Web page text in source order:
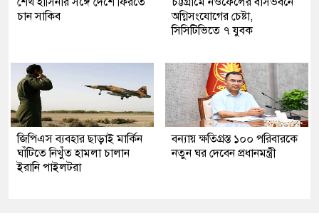
চান সাকিব
অগ্নিসংযোগের চেষ্টা,
সিসিটিভিতে ৭ যুবক
জিপিএস ব্যবহার ছাড়াই মার্কিন
ঘাঁটিতে নিখুঁত হামলা চালান
ইরানি পাইলটরা
বন্যায় ক্ষতিগ্রস্ত ১০০ পরিবারকে
নতুন ঘর দেবেন প্রধানমন্ত্রী